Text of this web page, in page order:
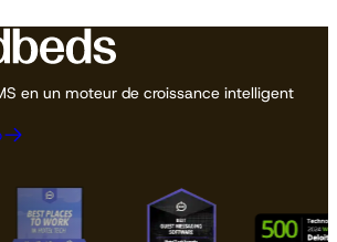
en un moteur de croissance intelligent